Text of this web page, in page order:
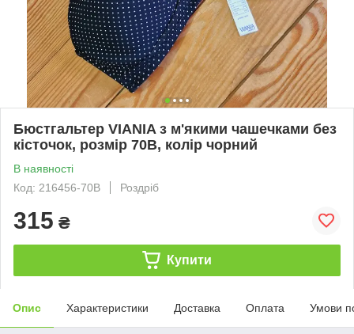
Бюстгальтер VIANIA з м'якими чашечками без
кісточок, розмір 70B, колір чорний
В наявності
Код: 216456-70B
Роздріб
315 ₴
Купити
Опис Характеристики Доставка Оплата Умови